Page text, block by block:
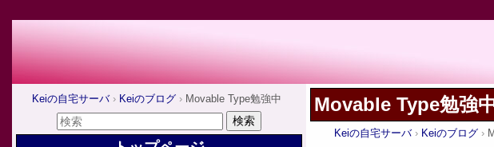
Keiの自宅サーバ Keiのブログ Movable Type勉強中 Movable Type勉強
Keiの自宅サーバ Keiのブログ